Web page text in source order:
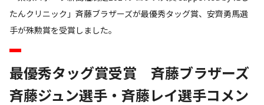
たんクリニック」斉藤ブラザーズが最優秀タッグ賞、安齊勇馬選
手が殊勲賞を受賞しました。
最優秀タッグ賞受賞 斉藤ブラザーズ
斉藤ジュン選手・斉藤レイ選手コメン